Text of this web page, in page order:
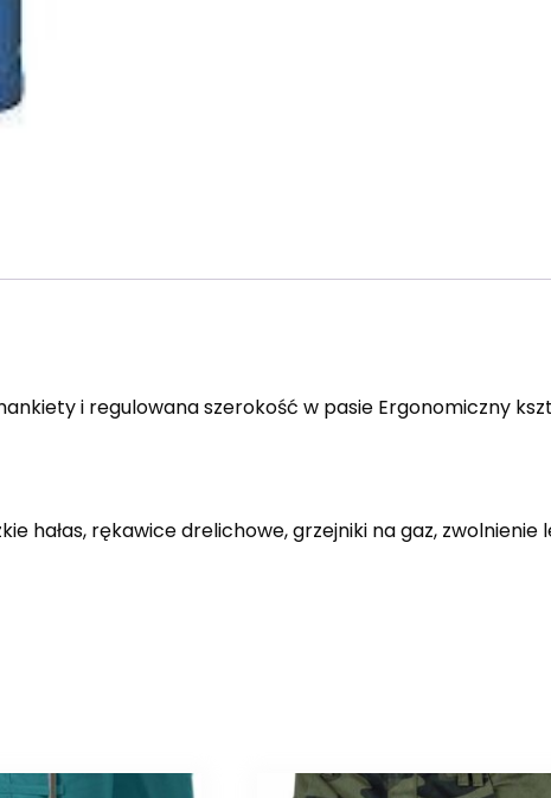
i regulowana szerokość w pasie Ergonomiczny
hałas, rękawice drelichowe, grzejniki na gaz,